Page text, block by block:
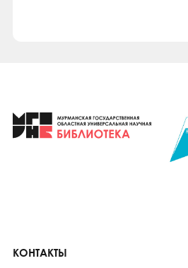
КОНТАКТЫ